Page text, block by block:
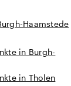
Haamstede
in Burgh-
in Tholen